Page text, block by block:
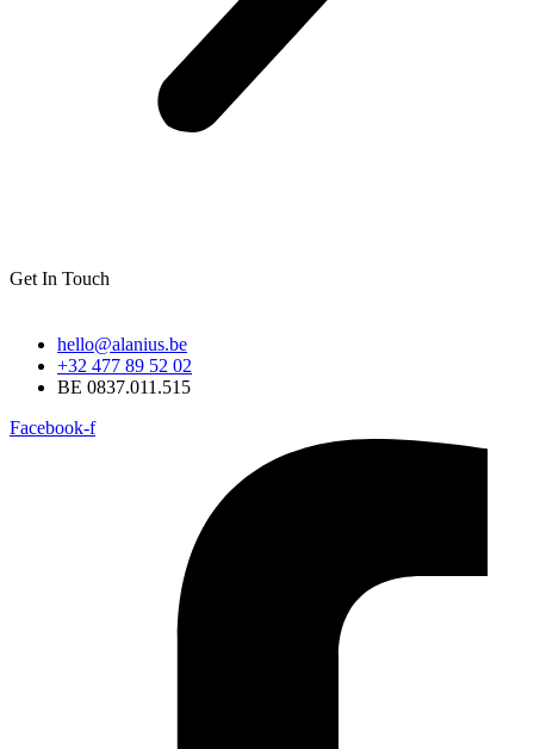
Get In Touch
hello@alanius.be
+32 477 89 52 02
BE 0837.011.515
Facebook-f